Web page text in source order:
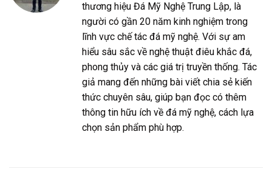
thương hiệu Đá Mỹ Nghệ Trung Lập, là
người có gần 20 năm kinh nghiệm trong
lĩnh vực chế tác đá mỹ nghệ. Với sự am
hiểu sâu sắc về nghệ thuật điêu khắc đá,
phong thủy và các giá trị truyền thống. Tác
giả mang đến những bài viết chia sẻ kiến
thức chuyên sâu, giúp bạn đọc có thêm
thông tin hữu ích về đá mỹ nghệ, cách lựa
chọn sản phẩm phù hợp.